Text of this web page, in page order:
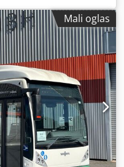
Mali oglas